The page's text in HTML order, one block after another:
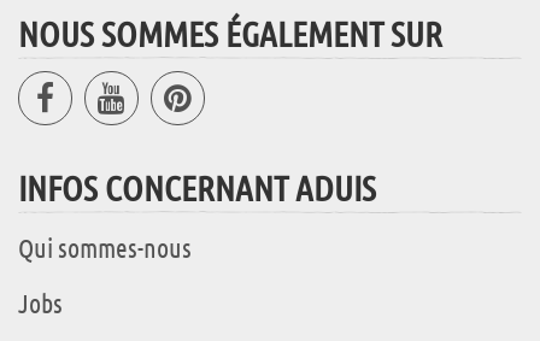
NOUS SOMMES ÉGALEMENT SUR
INFOS CONCERNANT ADUIS
Qui sommes-nous
Jobs